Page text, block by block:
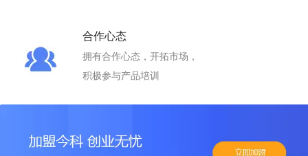
合作心态
拥有合作心态，开拓市场，
积极参与产品培训